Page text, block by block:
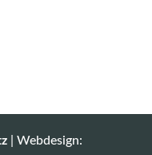
| Webdesign: